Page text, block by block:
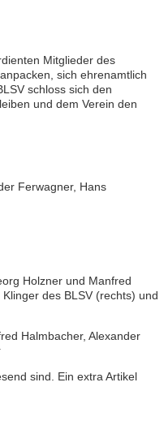
Mitglieder des
sich ehrenamtlich
schloss sich den
und dem Verein den
Ferwagner, Hans
Holzner und Manfred
des BLSV (rechts) und
Halmbacher, Alexander
sind. Ein extra Artikel